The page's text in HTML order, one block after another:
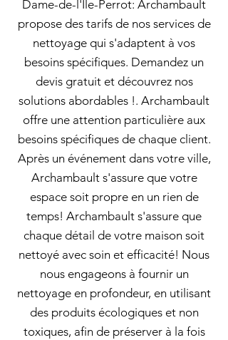
Dame-de-l'Île-Perrot: Archambault
propose des tarifs de nos services de
nettoyage qui s'adaptent à vos
besoins spécifiques. Demandez un
devis gratuit et découvrez nos
solutions abordables !. Archambault
offre une attention particulière aux
besoins spécifiques de chaque client.
Après un événement dans votre ville,
Archambault s'assure que votre
espace soit propre en un rien de
temps! Archambault s'assure que
chaque détail de votre maison soit
nettoyé avec soin et efficacité! Nous
nous engageons à fournir un
nettoyage en profondeur, en utilisant
des produits écologiques et non
toxiques, afin de préserver à la fois